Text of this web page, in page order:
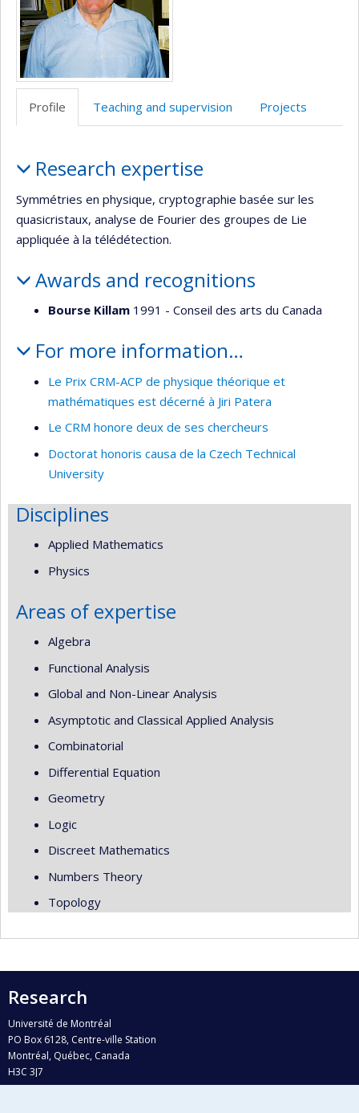
Profile Teaching and supervision Projects
Research expertise
Symmétries en physique, cryptographie basée sur les
quasicristaux, analyse de Fourier des groupes de Lie
appliquée à la télédétection.
Awards and recognitions
Bourse Killam 1991 - Conseil des arts du Canada
For more information…
Le Prix CRM-ACP de physique théorique et
mathématiques est décerné à Jiri Patera
Le CRM honore deux de ses chercheurs
Doctorat honoris causa de la Czech Technical
University
Disciplines
Applied Mathematics
Physics
Areas of expertise
Algebra
Functional Analysis
Global and Non-Linear Analysis
Asymptotic and Classical Applied Analysis
Combinatorial
Differential Equation
Geometry
Logic
Discreet Mathematics
Numbers Theory
Topology
Research
Université de Montréal
PO Box 6128, Centre-ville Station
Montréal, Québec, Canada
H3C 3J7